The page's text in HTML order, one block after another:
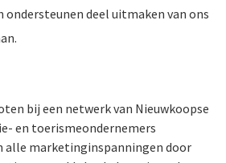
deel uitmaken van ons
bij een netwerk van Nieuwkoopse
en toerismeondernemers
alle marketinginspanningen door